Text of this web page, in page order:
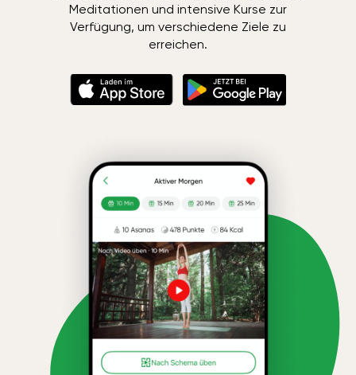
Meditationen und intensive Kurse zur
Verfügung, um verschiedene Ziele zu
erreichen.